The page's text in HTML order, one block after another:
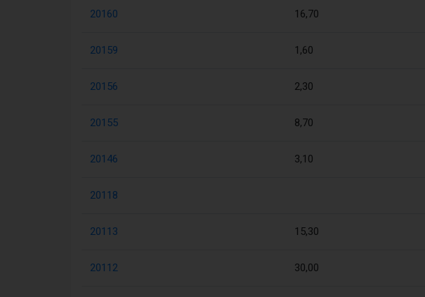
20160 16,70
20159 1,60
20156 2,30
20155 8,70
20146 3,10
20118
20113 15,30
20112 30,00